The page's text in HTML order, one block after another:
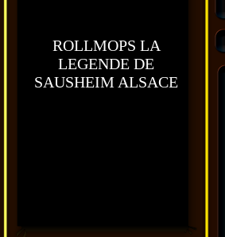
ROLLMOPS LA
LEGENDE DE
SAUSHEIM ALSACE